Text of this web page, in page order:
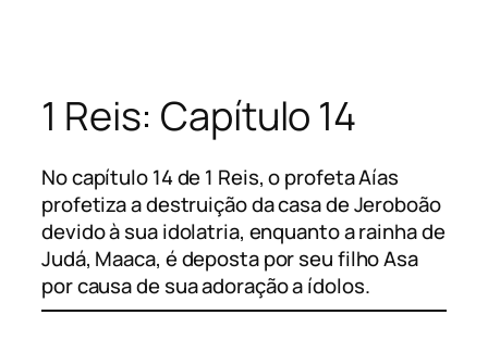
conteúdo
1 Reis: Capítulo 14
No capítulo 14 de 1 Reis, o profeta Aías
profetiza a destruição da casa de Jeroboão
devido à sua idolatria, enquanto a rainha de
Judá, Maaca, é deposta por seu filho Asa
por causa de sua adoração a ídolos.